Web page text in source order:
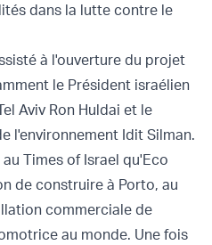
dans la lutte contre le
à l'ouverture du projet
le Président israélien
Aviv Ron Huldai et le
l'environnement Idit Silman.
Times of Israel qu'Eco
de construire à Porto, au
commerciale de
au monde. Une fois